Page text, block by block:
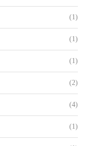
(1)
(1)
(1)
(2)
(4)
(1)